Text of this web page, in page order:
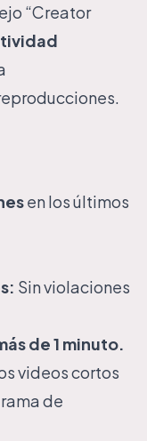
“Creator
en los últimos
Sin violaciones
de 1 minuto.
videos cortos
de